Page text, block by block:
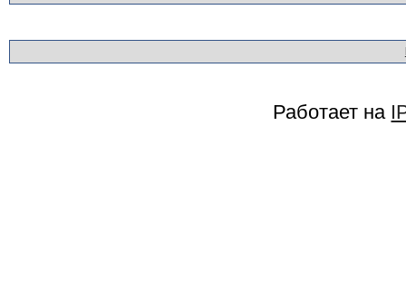
Работает на